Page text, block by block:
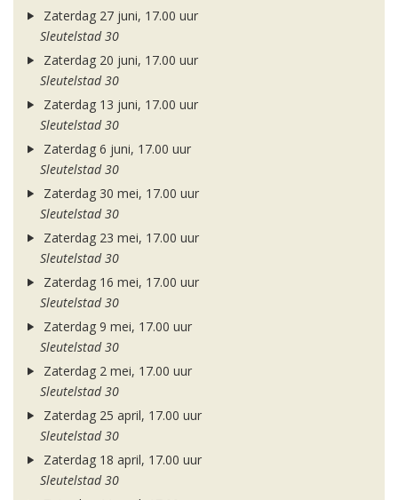
Zaterdag 27 juni, 17.00 uur
Sleutelstad 30
Zaterdag 20 juni, 17.00 uur
Sleutelstad 30
Zaterdag 13 juni, 17.00 uur
Sleutelstad 30
Zaterdag 6 juni, 17.00 uur
Sleutelstad 30
Zaterdag 30 mei, 17.00 uur
Sleutelstad 30
Zaterdag 23 mei, 17.00 uur
Sleutelstad 30
Zaterdag 16 mei, 17.00 uur
Sleutelstad 30
Zaterdag 9 mei, 17.00 uur
Sleutelstad 30
Zaterdag 2 mei, 17.00 uur
Sleutelstad 30
Zaterdag 25 april, 17.00 uur
Sleutelstad 30
Zaterdag 18 april, 17.00 uur
Sleutelstad 30